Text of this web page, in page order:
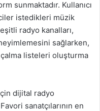
sunmaktadır. Kullanıcı
istedikleri müzik
radyo kanalları,
sağlarken,
listeleri oluşturma
dijital radyo
sanatçılarının en